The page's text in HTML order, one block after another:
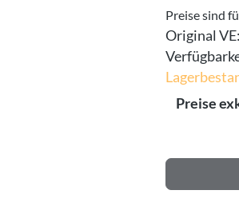
Preise sind
Original
Preise